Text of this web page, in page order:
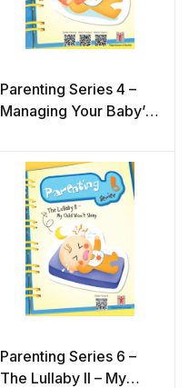
Parenting Series 4 –
Managing Your Baby’s
Parenting Series 6 –
The Lullaby II – My